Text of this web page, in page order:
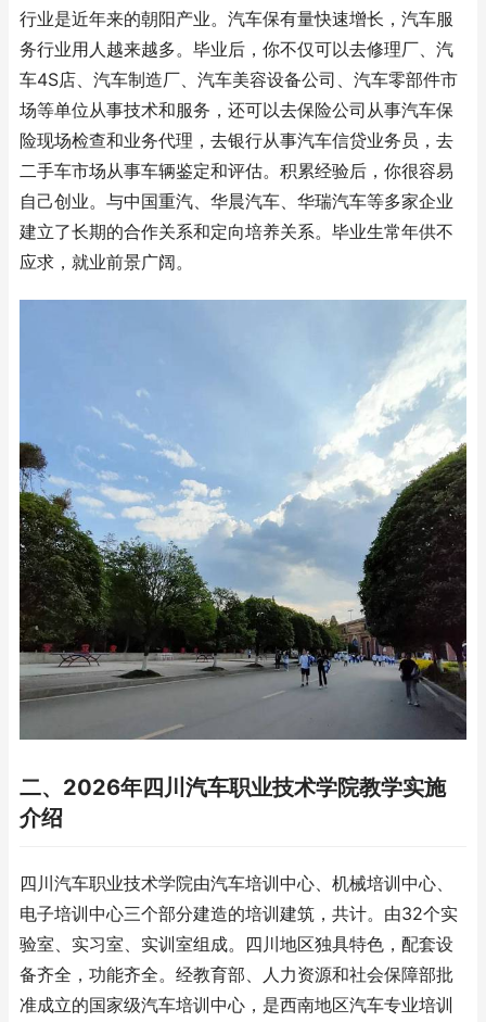
行业是近年来的朝阳产业。汽车保有量快速增长，汽车服
务行业用人越来越多。毕业后，你不仅可以去修理厂、汽
车4S店、汽车制造厂、汽车美容设备公司、汽车零部件市
场等单位从事技术和服务，还可以去保险公司从事汽车保
险现场检查和业务代理，去银行从事汽车信贷业务员，去
二手车市场从事车辆鉴定和评估。积累经验后，你很容易
自己创业。与中国重汽、华晨汽车、华瑞汽车等多家企业
建立了长期的合作关系和定向培养关系。毕业生常年供不
应求，就业前景广阔。
二、2026年四川汽车职业技术学院教学实施
介绍
四川汽车职业技术学院由汽车培训中心、机械培训中心、
电子培训中心三个部分建造的培训建筑，共计。由32个实
验室、实习室、实训室组成。四川地区独具特色，配套设
备齐全，功能齐全。经教育部、人力资源和社会保障部批
准成立的国家级汽车培训中心，是西南地区汽车专业培训